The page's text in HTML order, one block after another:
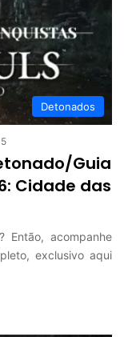
Detonados
Guia
Cidade das
Então, acompanhe
exclusivo aqui